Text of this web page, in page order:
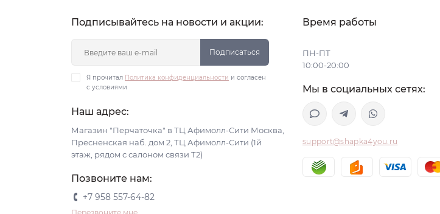
Подписывайтесь на новости и акции:
Подписаться
Я прочитал Политика конфиденциальности и согласен
с условиями
Наш адрес:
Магазин "Перчаточка" в ТЦ Афимолл-Сити Москва,
Пресненская наб. дом 2, ТЦ Афимолл-Сити (1й
этаж, рядом с салоном связи Т2)
Позвоните нам:
+7 958 557-64-82
Время работы
ПН-ПТ
10:00-20:00
Мы в социальных сетях:
support@shapka4you.ru